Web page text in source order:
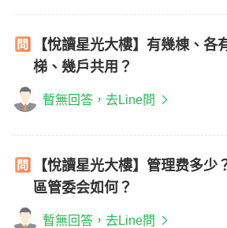
【悅讀星光大樓】有幾棟、各
梯、幾戶共用？
暫無回答，去Line問
【悅讀星光大樓】管理费多少
區管委会如何？
暫無回答，去Line問